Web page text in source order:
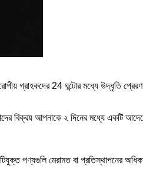
গ্রাহকদের 24 ঘন্টাের মধ্যে উদ্ধৃতি
বিক্রয় আপনাকে ২ দিনের মধ্যে একটি
পণ্যগুলি মেরামত বা প্রতিস্থাপনের